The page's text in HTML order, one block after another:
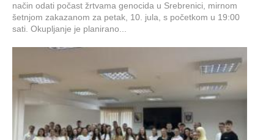
način odati počast žrtvama genocida u Srebrenici, mirnom
šetnjom zakazanom za petak, 10. jula, s početkom u 19:00
sati. Okupljanje je planirano...